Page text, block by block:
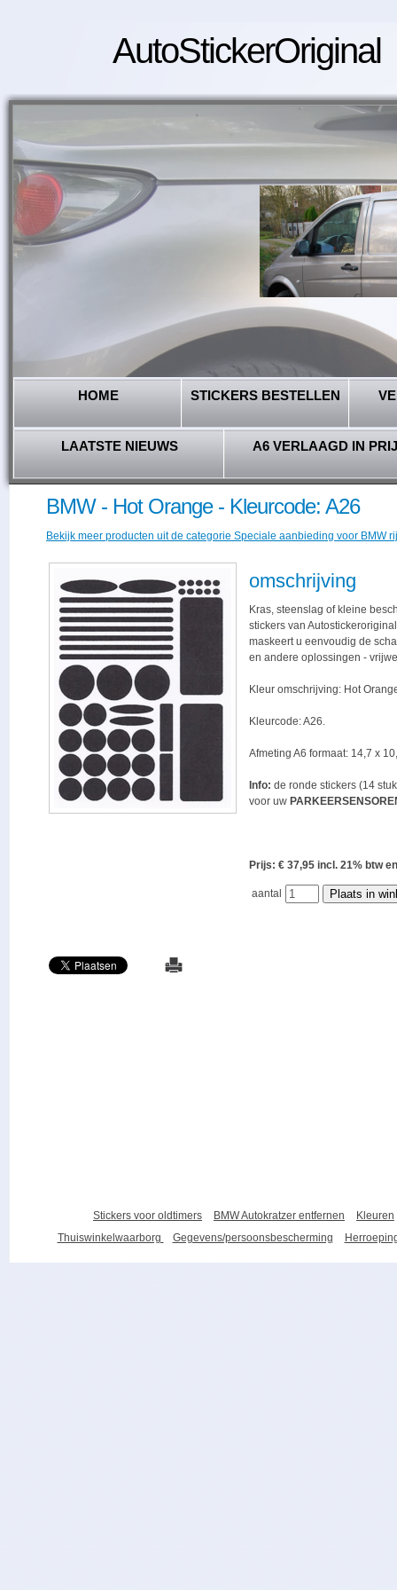
AutoStickerOriginal
HOME STICKERS BESTELLEN
LAATSTE NIEUWS A6 VERLAAGD IN
BMW - Hot Orange - Kleurcode: A26
Bekijk meer producten uit de categorie Speciale aanbieding voor BMW
omschrijving
Kras, steenslag of kleine
stickers van
maskeert u eenvoudig de
en andere oplossingen -
Kleur omschrijving: Hot
Kleurcode: A26.
Afmeting A6 formaat: 14,7 x
Info: de ronde stickers (14
voor uw
Prijs: € 37,95 incl. 21% btw
aantal
Stickers voor oldtimers BMW Autokratzer entfernen
Kleuren
Thuiswinkelwaarborg
Gegevens/persoonsbescherming